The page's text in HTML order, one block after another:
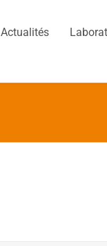
Actualités